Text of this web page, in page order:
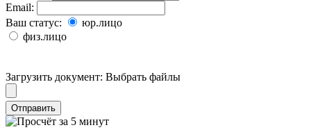
Email:
Ваш статус:
юр.лицо
физ.лицо
Загрузить документ: Выбрать файлы
Отправить